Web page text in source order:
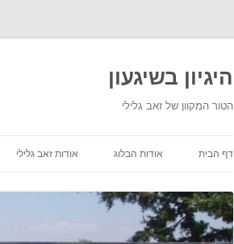
היגיון בשיגעון
הטור המקוון של זאב גלילי
דף הבית אודות הבלוג אודות זאב גלילי